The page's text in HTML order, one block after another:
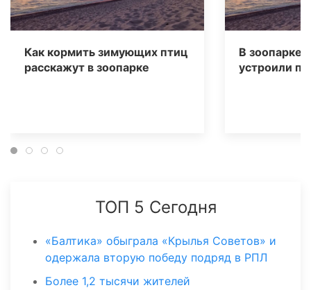
Как кормить зимующих птиц
расскажут в зоопарке
В зоопарке
устроили
ТОП 5 Сегодня
«Балтика» обыграла «Крылья Советов» и
одержала вторую победу подряд в РПЛ
Более 1,2 тысячи жителей